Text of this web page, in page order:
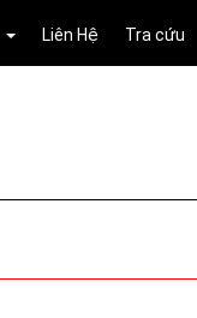
Liên Hệ Tra cứu